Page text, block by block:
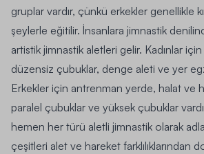
gruplar vardır, çünkü erkekler genellikle
şeylerle eğitilir. İnsanlara jimnastik
artistik jimnastik aletleri gelir. Kadınlar
düzensiz çubuklar, denge aleti ve yer
Erkekler için antrenman yerde, halat ve
paralel çubuklar ve yüksek çubuklar
hemen her türü aletli jimnastik olarak
çeşitleri alet ve hareket farklılıklarından